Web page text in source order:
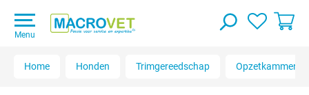
Menu
Home Honden Trimgereedschap Opzetkammen